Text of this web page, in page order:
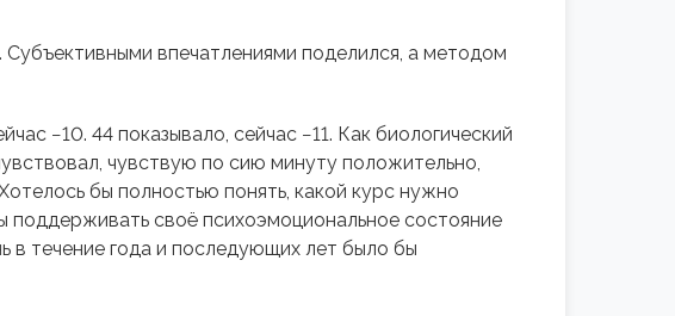
впечатлениями поделился, а методом
−10. 44 показывало, сейчас −11. Как биологический
чувствую по сию минуту положительно,
бы полностью понять, какой курс нужно
поддерживать своё психоэмоциональное состояние
в течение года и последующих лет было бы